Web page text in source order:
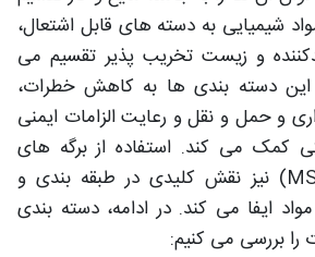
شیمیایی به دسته‌ های قابل اشتعال،
و زیست‌ تخریب‌ پذیر تقسیم می‌
دسته‌ بندی‌ ها به کاهش خطرات،
و حمل‌ و نقل و رعایت الزامات ایمنی
کمک می‌ کند. استفاده از برگه‌ های
اطلاعات ایمنی (MSDS) نیز نقش کلیدی در طبقه‌ بندی و
ایفا می‌ کند. در ادامه، دسته بندی
بررسی می کنیم: